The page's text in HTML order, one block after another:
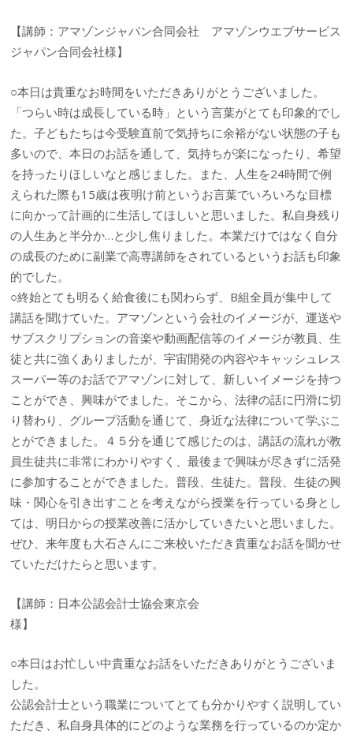
【講師：アマゾンジャパン合同会社 アマゾンウエブサービス
ジャパン合同会社様】
○本日は貴重なお時間をいただきありがとうございました。
「つらい時は成長している時」という言葉がとても印象的でし
た。子どもたちは今受験直前で気持ちに余裕がない状態の子も
多いので、本日のお話を通して、気持ちが楽になったり、希望
を持ったりほしいなと感じました。また、人生を24時間で例
えられた際も15歳は夜明け前というお言葉でいろいろな目標
に向かって計画的に生活してほしいと思いました。私自身残り
の人生あと半分か…と少し焦りました。本業だけではなく自分
の成長のために副業で高専講師をされているというお話も印象
的でした。
○終始とても明るく給食後にも関わらず、B組全員が集中して
講話を聞けていた。アマゾンという会社のイメージが、運送や
サブスクリプションの音楽や動画配信等のイメージが教員、生
徒と共に強くありましたが、宇宙開発の内容やキャッシュレス
スーパー等のお話でアマゾンに対して、新しいイメージを持つ
ことができ、興味がでました。そこから、法律の話に円滑に切
り替わり、グループ活動を通じて、身近な法律について学ぶこ
とができました。４５分を通じて感じたのは、講話の流れが教
員生徒共に非常にわかりやすく、最後まで興味が尽きずに活発
に参加することができました。普段、生徒た。普段、生徒の興
味・関心を引き出すことを考えながら授業を行っている身とし
ては、明日からの授業改善に活かしていきたいと思いました。
ぜひ、来年度も大石さんにご来校いただき貴重なお話を聞かせ
ていただけたらと思います。
【講師：日本公認会計士協会東京会
様】
○本日はお忙しい中貴重なお話をいただきありがとうございま
した。
公認会計士という職業についてとても分かりやすく説明してい
ただき、私自身具体的にどのような業務を行っているのか定か